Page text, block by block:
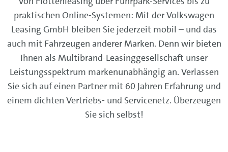
praktischen Online-Systemen: Mit der Volkswagen
Leasing GmbH bleiben Sie jederzeit mobil – und das
auch mit Fahrzeugen anderer Marken. Denn wir bieten
Ihnen als Multibrand-Leasinggesellschaft unser
Leistungsspektrum markenunabhängig an. Verlassen
Sie sich auf einen Partner mit 60 Jahren Erfahrung und
einem dichten Vertriebs- und Servicenetz. Überzeugen
Sie sich selbst!